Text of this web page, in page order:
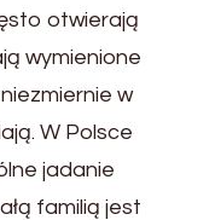
otwierają
wymienione
w
W Polsce
jadanie
familią jest